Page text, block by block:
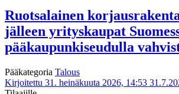
Ruotsalainen
jälleen yrityskaupat
pääkaupunkiseudulla
Pääkategoria Talous
Kirjoitettu 31. heinäkuuta 2026, 14:53